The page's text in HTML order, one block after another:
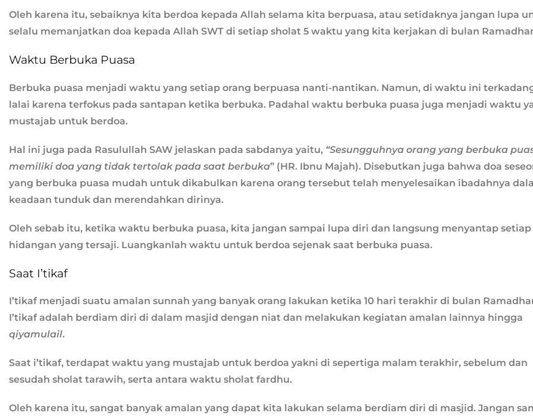
Oleh karena itu, sebaiknya kita berdoa kepada Allah selama kita berpuasa, atau setidaknya jangan lupa
selalu memanjatkan doa kepada Allah SWT di setiap sholat 5 waktu yang kita kerjakan di bulan
Waktu Berbuka Puasa
Berbuka puasa menjadi waktu yang setiap orang berpuasa nanti-nantikan. Namun, di waktu ini
lalai karena terfokus pada santapan ketika berbuka. Padahal waktu berbuka puasa juga menjadi waktu
mustajab untuk berdoa.
Hal ini juga pada Rasulullah SAW jelaskan pada sabdanya yaitu, “Sesungguhnya orang yang berbuka
memiliki doa yang tidak tertolak pada saat berbuka” (HR. Ibnu Majah). Disebutkan juga bahwa doa
yang berbuka puasa mudah untuk dikabulkan karena orang tersebut telah menyelesaikan ibadahnya
keadaan tunduk dan merendahkan dirinya.
Oleh sebab itu, ketika waktu berbuka puasa, kita jangan sampai lupa diri dan langsung menyantap setiap
hidangan yang tersaji. Luangkanlah waktu untuk berdoa sejenak saat berbuka puasa.
Saat I’tikaf
I’tikaf menjadi suatu amalan sunnah yang banyak orang lakukan ketika 10 hari terakhir di bulan
I’tikaf adalah berdiam diri di dalam masjid dengan niat dan melakukan kegiatan amalan lainnya hingga
qiyamulail.
Saat i’tikaf, terdapat waktu yang mustajab untuk berdoa yakni di sepertiga malam terakhir, sebelum dan
sesudah sholat tarawih, serta antara waktu sholat fardhu.
Oleh karena itu, sangat banyak amalan yang dapat kita lakukan selama berdiam diri di masjid. Jangan